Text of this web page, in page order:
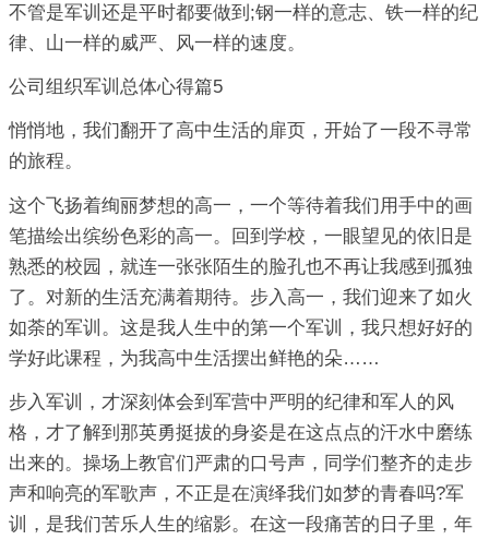
不管是军训还是平时都要做到;钢一样的意志、铁一样的纪
律、山一样的威严、风一样的速度。
公司组织军训总体心得篇5
悄悄地，我们翻开了高中生活的扉页，开始了一段不寻常
的旅程。
这个飞扬着绚丽梦想的高一，一个等待着我们用手中的画
笔描绘出缤纷色彩的高一。回到学校，一眼望见的依旧是
熟悉的校园，就连一张张陌生的脸孔也不再让我感到孤独
了。对新的生活充满着期待。步入高一，我们迎来了如火
如荼的军训。这是我人生中的第一个军训，我只想好好的
学好此课程，为我高中生活摆出鲜艳的朵……
步入军训，才深刻体会到军营中严明的纪律和军人的风
格，才了解到那英勇挺拔的身姿是在这点点的汗水中磨练
出来的。操场上教官们严肃的口号声，同学们整齐的走步
声和响亮的军歌声，不正是在演绎我们如梦的青春吗?军
训，是我们苦乐人生的缩影。在这一段痛苦的日子里，年